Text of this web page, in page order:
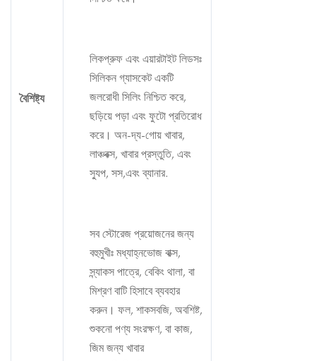
বৈশিষ্ট্য
লিকপ্রুফ এবং এয়ারটাইট লিডসঃ
সিলিকন গ্যাসকেট একটি
জলরোধী সিলিং নিশ্চিত করে,
ছড়িয়ে পড়া এবং ফুটো প্রতিরোধ
করে। অন-দ্য-গোয় খাবার,
লাঞ্চবক্স, খাবার প্রস্তুতি, এবং
স্যুপ, সস,এবং ব্যানার.
সব স্টোরেজ প্রয়োজনের জন্য
বহুমুখীঃ মধ্যাহ্নভোজ বাক্স,
স্ন্যাকস পাত্রে, বেকিং থালা, বা
মিশ্রণ বাটি হিসাবে ব্যবহার
করুন। ফল, শাকসবজি, অবশিষ্ট,
শুকনো পণ্য সংরক্ষণ, বা কাজ,
জিম জন্য খাবার